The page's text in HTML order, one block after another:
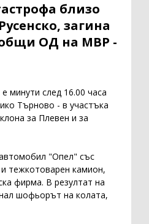
близо
загина
ОД на МВР -
минути след 16.00 часа
Търново - в участъка
за Плевен и за
"Опел" със
тежкотоварен камион,
фирма. В резултат на
шофьорът на колата,